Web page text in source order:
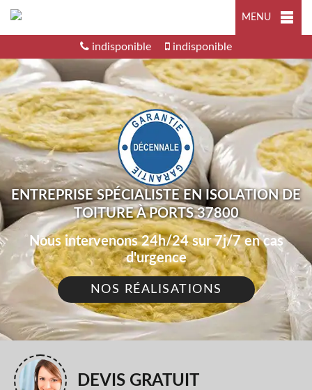
MENU
indisponible indisponible
ENTREPRISE SPÉCIALISTE EN ISOLATION DE
TOITURE À PORTS 37800
Nous intervenons 24h/24 sur 7j/7 en cas
d'urgence
NOS RÉALISATIONS
DEVIS GRATUIT